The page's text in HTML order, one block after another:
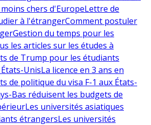
chers d'EuropeLettre de
à l'étrangerComment postuler
Gestion du temps pour les
les articles sur les études à
de Trump pour les étudiants
UnisLa licence en 3 ans en
de politique du visa F-1 aux États-
Bas réduisent les budgets de
Les universités asiatiques
étrangersLes universités